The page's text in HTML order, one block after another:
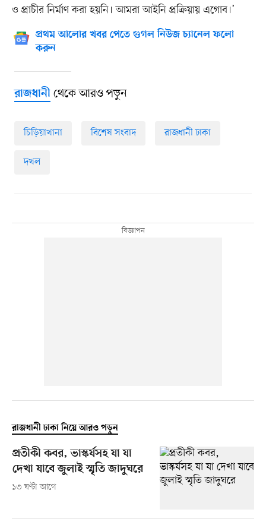
ও প্রাচীর নির্মাণ করা হয়নি। আমরা আইনি প্রক্রিয়ায় এগোব।’
প্রথম আলোর খবর পেতে গুগল নিউজ চ্যানেল ফলো
করুন
রাজধানীথেকে আরও পড়ুন
চিড়িয়াখানা বিশেষ সংবাদ রাজধানী ঢাকা
দখল
রাজধানী ঢাকা নিয়ে আরও পড়ুন
প্রতীকী কবর, ভাস্কর্যসহ যা যা
দেখা যাবে জুলাই স্মৃতি জাদুঘরে
১৩ ঘণ্টা আগে